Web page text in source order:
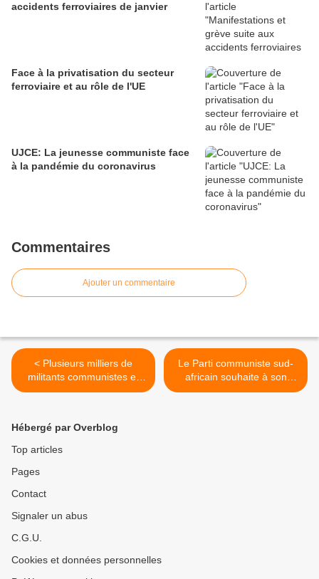
accidents ferroviaires de janvier
Face à la privatisation du secteur
ferroviaire et au rôle de l'UE
UJCE: La jeunesse communiste face
à la pandémie du coronavirus
Commentaires
Ajouter un commentaire
< Plusieurs milliers de
militants communistes et
pacifistes, Israéliens et
pour exiger un État
palestinien indépendant
Le Parti communiste sud-
africain souhaite à son
vieux compagnon de lutte
Hébergé par Overblog
Top articles
Pages
Contact
Signaler un abus
C.G.U.
Cookies et données personnelles